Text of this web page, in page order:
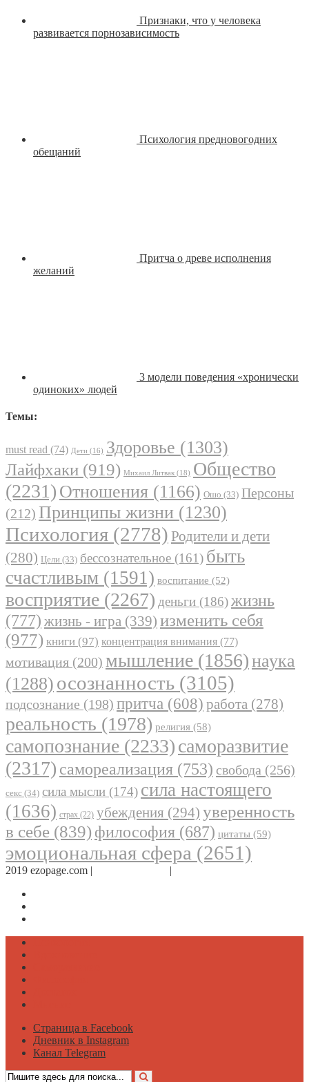
Признаки, что у человека
развивается порнозависимость
Психология предновогодних
обещаний
Притча о древе исполнения
желаний
3 модели поведения «хронически
одиноких» людей
Темы:
must read (74) Дети (16) Здоровье (1303)
Лайфхаки (919) Михаил Литвак (18) Общество
(2231) Отношения (1166) Ошо (33) Персоны
(212) Принципы жизни (1230)
Психология (2778) Родители и дети
(280) Цели (33) бессознательное (161) быть
счастливым (1591) воспитание (52)
восприятие (2267) деньги (186)жизнь
(777) жизнь - игра (339) изменить себя
(977) книги (97) концентрация внимания (77)
мотивация (200) мышление (1856)наука
(1288) осознанность (3105)
подсознание (198) притча (608) работа (278)
реальность (1978) религия (58)
самопознание (2233)саморазвитие
(2317) самореализация (753) свобода (256)
секс (34) сила мысли (174) сила настоящего
(1636) страх (22) убеждения (294) уверенность
в себе (839) философия (687) цитаты (59)
эмоциональная сфера (2651)
2019 ezopage.com | |
Страница в Facebook
Дневник в Instagram
Канал Telegram